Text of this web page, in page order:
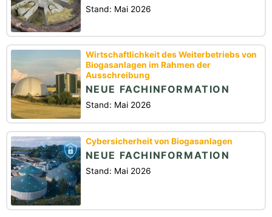
Stand: Mai 2026
Wirtschaftlichkeit des Weiterbetriebs von
Biogasanlagen im Rahmen der
Ausschreibung
NEUE FACHINFORMATION
Stand: Mai 2026
Cybersicherheit von Biogasanlagen
NEUE FACHINFORMATION
Stand: Mai 2026